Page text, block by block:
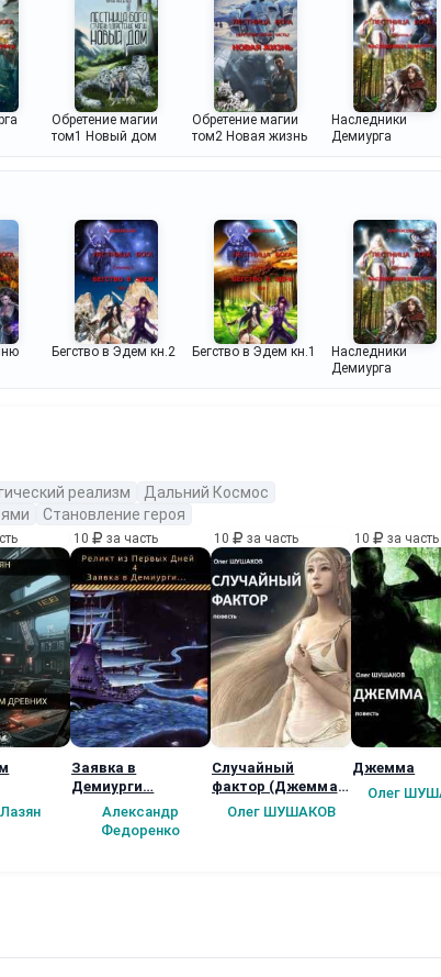
Обретение магии
том1 Новый дом
Обретение магии
том2 Новая жизнь
Наследники
Демиурга
Бегство в Эдем кн.2 Бегство в Эдем кн.1
Наследники
Демиурга
реализм
Дальний Космос
Становление героя
10 за часть
Заявка в
Демиурги…
Александр
Федоренко
10 за часть
Случайный
фактор (Джемма -
Олег ШУШАКОВ
10 за часть
Джемма
Олег